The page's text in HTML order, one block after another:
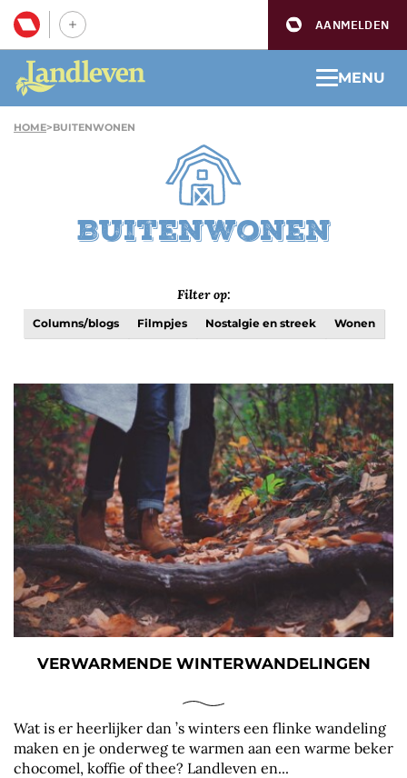
AANMELDEN
MENU
HOME>BUITENWONEN
Buitenwonen
Filter op:
Columns/blogs Filmpjes Nostalgie en streek Wonen
VERWARMENDE WINTERWANDELINGEN
Wat is er heerlijker dan ’s winters een flinke wandeling
maken en je onderweg te warmen aan een warme beker
chocomel, koffie of thee? Landleven en...